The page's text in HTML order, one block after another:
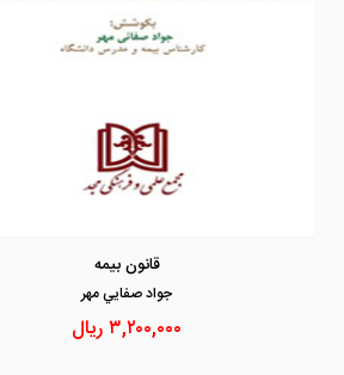
قانون بیمه
جواد صفايي مهر
۳,۲۰۰,۰۰۰ریال